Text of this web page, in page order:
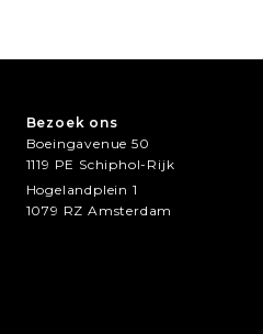
Bezoek ons
Boeingavenue 50
1119 PE Schiphol-Rijk
Hogelandplein 1
1079 RZ Amsterdam